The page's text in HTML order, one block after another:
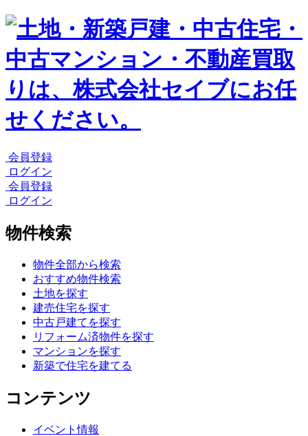
会員登録
ログイン
会員登録
ログイン
物件検索
物件全部から検索
おすすめ物件検索
土地を探す
建売住宅を探す
中古戸建てを探す
リフォーム済物件を探す
マンションを探す
新築で住宅を建てる
コンテンツ
イベント情報